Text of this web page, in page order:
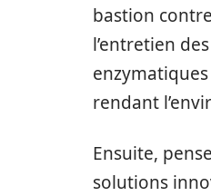
bastion
l’entretien
rendant
Ensuite,
solutions